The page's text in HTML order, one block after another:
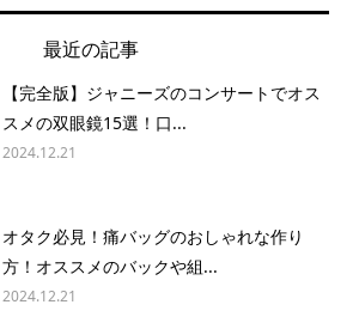
最近の記事
【完全版】ジャニーズのコンサートでオス
スメの双眼鏡15選！口...
2024.12.21
オタク必見！痛バッグのおしゃれな作り
方！オススメのバックや組...
2024.12.21